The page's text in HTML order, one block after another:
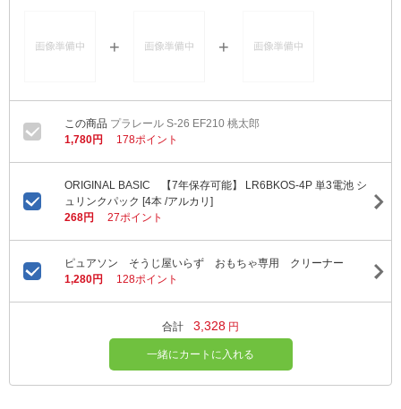
プラレール S-26 EF210 桃太郎
1,780円
178ポイント
ORIGINAL BASIC 【7年保存可能】 LR6BKOS-4P 単3電池 シ
ュリンクパック [4本 /アルカリ]
268円
27ポイント
ピュアソン そうじ屋いらず おもちゃ専用 クリーナー
1,280円
128ポイント
合計 3,328 円
一緒にカートに入れる